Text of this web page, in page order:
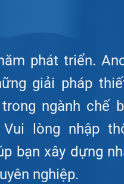
phát triển.
giải pháp
ngành chế
Vui lòng nhập
bạn xây dựng
nghiệp.